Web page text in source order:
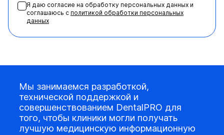
Я даю согласие на обработку персональных данных и
соглашаюсь с политикой обработки персональных
данных
Мы занимаемся разработкой,
технической поддержкой и
совершенствованием DentalPRO для
того, чтобы клиники могли получать
лучшую медицинскую информационную